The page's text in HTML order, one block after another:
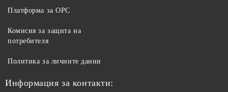
Платформа за ОРС
Комисия за защита на
потребителя
Политика за личните данни
Информация за контакти: